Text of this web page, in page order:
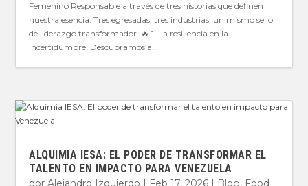
Femenino Responsable a través de tres historias que definen
nuestra esencia. Tres egresadas, tres industrias, un mismo sello
de liderazgo transformador. 🔥 1. La resiliencia en la
incertidumbre. Descubramos a...
ALQUIMIA IESA: EL PODER DE TRANSFORMAR EL
TALENTO EN IMPACTO PARA VENEZUELA
porAlejandro Izquierdo | Feb 17, 2026 | Blog, Food